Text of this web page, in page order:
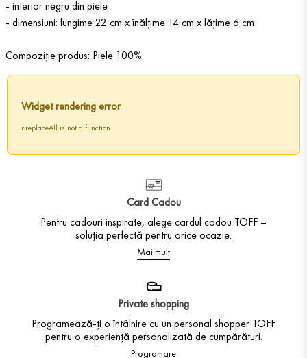
- interior negru din piele
- dimensiuni: lungime 22 cm x înălțime 14 cm x lățime 6 cm
Compoziție produs: Piele 100%
Widget rendering error
r.replaceAll is not a function
Card Cadou
Pentru cadouri inspirate, alege cardul cadou TOFF –
soluția perfectă pentru orice ocazie.
Mai mult
Private shopping
Programează-ți o întâlnire cu un personal shopper TOFF
pentru o experiență personalizată de cumpărături.
Programare